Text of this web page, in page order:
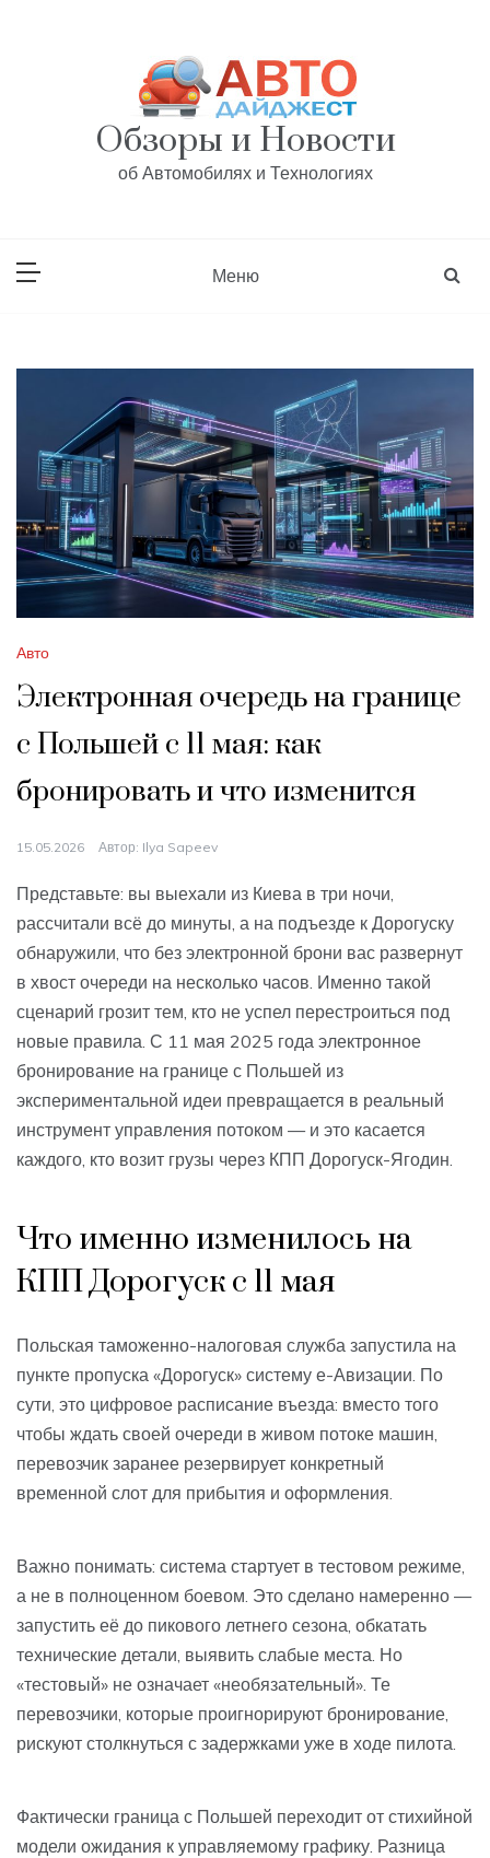
Обзоры и Новости
об Автомобилях и Технологиях
Меню
Авто
Электронная очередь на границе
с Польшей с 11 мая: как
бронировать и что изменится
15.05.2026 Автор: Ilya Sapeev
Представьте: вы выехали из Киева в три ночи,
рассчитали всё до минуты, а на подъезде к Дорогуску
обнаружили, что без электронной брони вас развернут
в хвост очереди на несколько часов. Именно такой
сценарий грозит тем, кто не успел перестроиться под
новые правила. С 11 мая 2025 года электронное
бронирование на границе с Польшей из
экспериментальной идеи превращается в реальный
инструмент управления потоком — и это касается
каждого, кто возит грузы через КПП Дорогуск-Ягодин.
Что именно изменилось на
КПП Дорогуск с 11 мая
Польская таможенно-налоговая служба запустила на
пункте пропуска «Дорогуск» систему е-Авизации. По
сути, это цифровое расписание въезда: вместо того
чтобы ждать своей очереди в живом потоке машин,
перевозчик заранее резервирует конкретный
временной слот для прибытия и оформления.
Важно понимать: система стартует в тестовом режиме,
а не в полноценном боевом. Это сделано намеренно —
запустить её до пикового летнего сезона, обкатать
технические детали, выявить слабые места. Но
«тестовый» не означает «необязательный». Те
перевозчики, которые проигнорируют бронирование,
рискуют столкнуться с задержками уже в ходе пилота.
Фактически граница с Польшей переходит от стихийной
модели ожидания к управляемому графику. Разница